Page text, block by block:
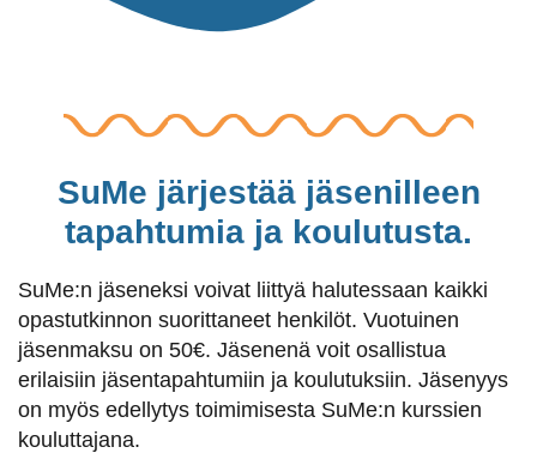
SuMe järjestää jäsenilleen
tapahtumia ja koulutusta.
SuMe:n jäseneksi voivat liittyä halutessaan kaikki
opastutkinnon suorittaneet henkilöt. Vuotuinen
jäsenmaksu on 50€. Jäsenenä voit osallistua
erilaisiin jäsentapahtumiin ja koulutuksiin. Jäsenyys
on myös edellytys toimimisesta SuMe:n kurssien
kouluttajana.